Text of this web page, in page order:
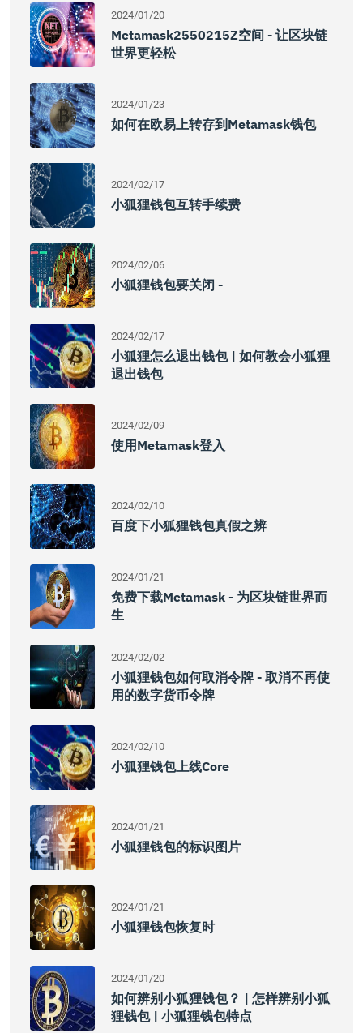
2024/01/20
Metamask2550215Z空间 - 让区块链
世界更轻松
2024/01/23
如何在欧易上转存到Metamask钱包
2024/02/17
小狐狸钱包互转手续费
2024/02/06
小狐狸钱包要关闭 -
2024/02/17
小狐狸怎么退出钱包 | 如何教会小狐狸
退出钱包
2024/02/09
使用Metamask登入
2024/02/10
百度下小狐狸钱包真假之辨
2024/01/21
免费下载Metamask - 为区块链世界而
生
2024/02/02
小狐狸钱包如何取消令牌 - 取消不再使
用的数字货币令牌
2024/02/10
小狐狸钱包上线core
2024/01/21
小狐狸钱包的标识图片
2024/01/21
小狐狸钱包恢复时
2024/01/20
如何辨别小狐狸钱包？ | 怎样辨别小狐
狸钱包 | 小狐狸钱包特点